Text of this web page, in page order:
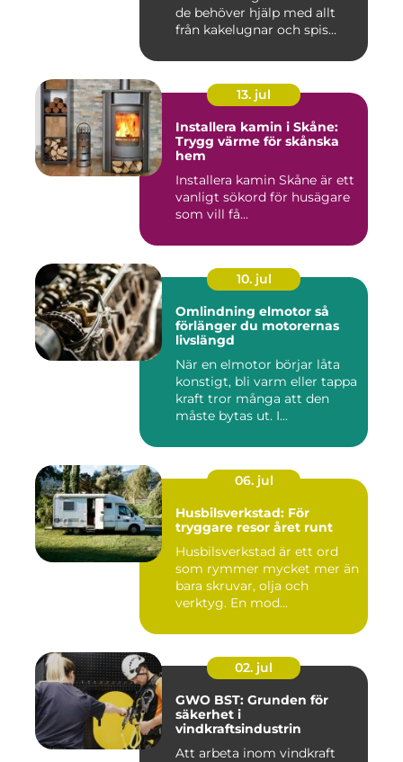
de behöver hjälp med allt
från kakelugnar och spis...
13. jul
Installera kamin i Skåne:
Trygg värme för skånska
hem
Installera kamin Skåne är ett
vanligt sökord för husägare
som vill få...
10. jul
Omlindning elmotor så
förlänger du motorernas
livslängd
När en elmotor börjar låta
konstigt, bli varm eller tappa
kraft tror många att den
måste bytas ut. I...
06. jul
Husbilsverkstad: För
tryggare resor året runt
Husbilsverkstad är ett ord
som rymmer mycket mer än
bara skruvar, olja och
verktyg. En mod...
02. jul
GWO BST: Grunden för
säkerhet i
vindkraftsindustrin
Att arbeta inom vindkraft